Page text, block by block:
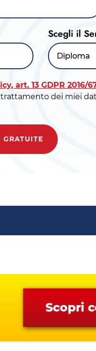
Scegli il
Diploma
art. 13 GDPR 2016/
trattamento dei miei